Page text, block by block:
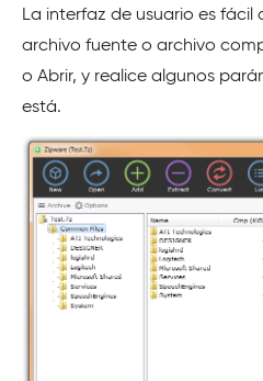
La interfaz de usuario es fácil
archivo fuente o archivo
o Abrir, y realice algunos
está.